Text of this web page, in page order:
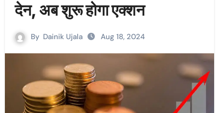
देन, अब शुरू होगा एक्शन
By Dainik Ujala Aug 18, 2024